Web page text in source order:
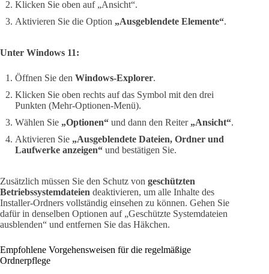
Klicken Sie oben auf „Ansicht“.
Aktivieren Sie die Option „Ausgeblendete Elemente“.
Unter Windows 11:
Öffnen Sie den Windows-Explorer.
Klicken Sie oben rechts auf das Symbol mit den drei
Punkten (Mehr-Optionen-Menü).
Wählen Sie „Optionen“ und dann den Reiter „Ansicht“.
Aktivieren Sie „Ausgeblendete Dateien, Ordner und
Laufwerke anzeigen“ und bestätigen Sie.
Zusätzlich müssen Sie den Schutz von geschützten
Betriebssystemdateien deaktivieren, um alle Inhalte des
Installer-Ordners vollständig einsehen zu können. Gehen Sie
dafür in denselben Optionen auf „Geschützte Systemdateien
ausblenden“ und entfernen Sie das Häkchen.
Empfohlene Vorgehensweisen für die regelmäßige
Ordnerpflege